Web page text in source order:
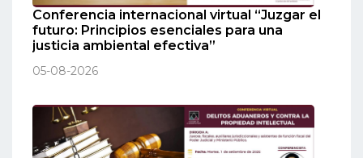
Conferencia internacional virtual “Juzgar el
futuro: Principios esenciales para una
justicia ambiental efectiva”
05-08-2026